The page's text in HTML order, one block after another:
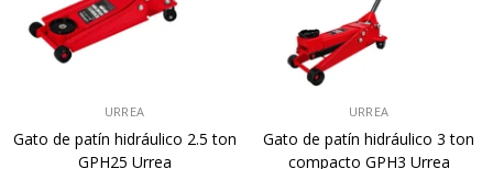
URREA
Gato de patín hidráulico 2.5 ton
GPH25 Urrea
URREA
Gato de patín hidráulico 3 ton
compacto GPH3 Urrea